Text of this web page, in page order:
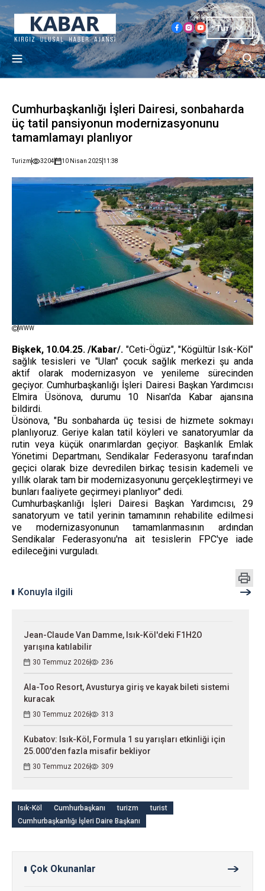
Tur
Cumhurbaşkanlığı İşleri Dairesi, sonbaharda
üç tatil pansiyonun modernizasyonunu
tamamlamayı planlıyor
Turizm 3204 10 Nisan 2025 11:38
WWW
Bişkek, 10.04.25. /Kabar/. "Ceti-Ögüz", "Kögültür Isık-Köl"
sağlık tesisleri ve "Ulan" çocuk sağlık merkezi şu anda
aktif olarak modernizasyon ve yenileme sürecinden
geçiyor. Cumhurbaşkanlığı İşleri Dairesi Başkan Yardımcısı
Elmira Üsönova, durumu 10 Nisan'da Kabar ajansına
bildirdi.
Üsönova, "Bu sonbaharda üç tesisi de hizmete sokmayı
planlıyoruz. Geriye kalan tatil köyleri ve sanatoryumlar da
rutin veya küçük onarımlardan geçiyor. Başkanlık Emlak
Yönetimi Departmanı, Sendikalar Federasyonu tarafından
geçici olarak bize devredilen birkaç tesisin kademeli ve
yıllık olarak tam bir modernizasyonunu gerçekleştirmeyi ve
bunları faaliyete geçirmeyi planlıyor" dedi.
Cumhurbaşkanlığı İşleri Dairesi Başkan Yardımcısı, 29
sanatoryum ve tatil yerinin tamamının rehabilite edilmesi
ve modernizasyonunun tamamlanmasının ardından
Sendikalar Federasyonu'na ait tesislerin FPC'ye iade
edileceğini vurguladı.
Konuyla ilgili
Jean-Claude Van Damme, Isık-Köl'deki F1H2O
yarışına katılabilir
30 Temmuz 2026 236
Ala-Too Resort, Avusturya giriş ve kayak bileti sistemi
kuracak
30 Temmuz 2026 313
Kubatov: Isık-Köl, Formula 1 su yarışları etkinliği için
25.000'den fazla misafir bekliyor
30 Temmuz 2026 309
Isık-Köl Cumhurbaşkanı turizm
turist
Cumhurbaşkanlığı İşleri Daire Başkanı
Çok Okunanlar